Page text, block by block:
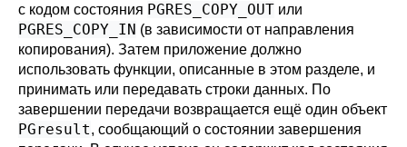
с кодом состояния PGRES_COPY_OUT или
PGRES_COPY_IN (в зависимости от направления
копирования). Затем приложение должно
использовать функции, описанные в этом разделе, и
принимать или передавать строки данных. По
завершении передачи возвращается ещё один объект
PGresult, сообщающий о состоянии завершения